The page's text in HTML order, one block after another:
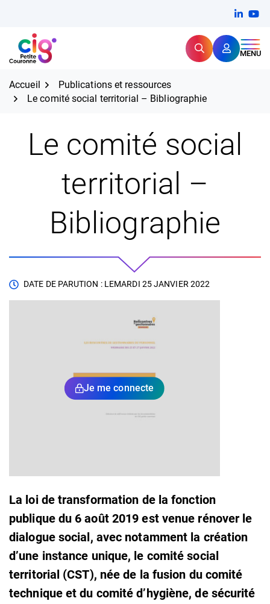
contenu
CIG Petite Couronne RechercherMENU
Expertise et proximité pour
Accueil
Publications et ressources
Le comité social territorial – Bibliographie
Le comité social
territorial –
Bibliographie
DATE DE PARUTION : LEMARDI 25 JANVIER 2022
Je me connecte
La loi de transformation de la fonction
publique du 6 août 2019 est venue rénover le
dialogue social, avec notamment la création
d’une instance unique, le comité social
territorial (CST), née de la fusion du comité
technique et du comité d’hygiène, de sécurité